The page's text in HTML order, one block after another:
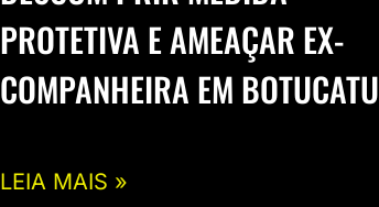
PROTETIVA E AMEAÇAR EX-
COMPANHEIRA EM BOTUCATU
LEIA MAIS »